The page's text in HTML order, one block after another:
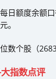
日额度余额
。
数个股（
指数点评